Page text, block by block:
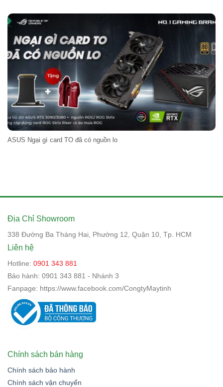
ASUS Ngại gì card TO đã có nguồn lo
Địa Chỉ Showroom
338 Đường Ba Tháng Hai, Phường 12, Quận 10, Tp. HCM
Liên hệ
Hotline: 0901 343 881
Bảo hành: 0901 343 881 - Nhánh 3
Fanpage: https://www.facebook.com/CongtyMaytinh
Chính sách bán hàng
Chính sách bảo hành
Chính sách vận chuyển